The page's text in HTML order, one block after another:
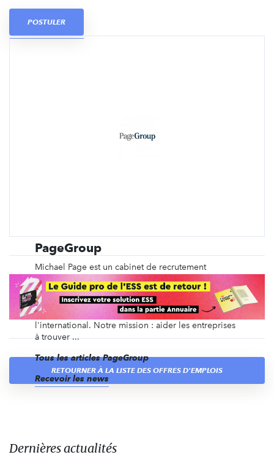
POSTULER
PageGroup
Michael Page est un cabinet de recrutement
spécialisé depuis plus de 40 ans dans le
recrutement en CDI, en intérim, en management de
transition, ainsi que du recrutement de dirigeants et
des recrutements volumiques, en France et à
l'international. Notre mission : aider les entreprises
à trouver ...
Tous les articles PageGroup
Recevoir les news
RETOURNER À LA LISTE DES OFFRES D'EMPLOIS
Dernières actualités